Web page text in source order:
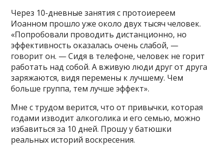
Через 10-дневные занятия с протоиереем
Иоанном прошло уже около двух тысяч человек.
«Попробовали проводить дистанционно, но
эффективность оказалась очень слабой, —
говорит он. — Сидя в телефоне, человек не горит
работать над собой. А вживую люди друг от друга
заряжаются, видя перемены к лучшему. Чем
больше группа, тем лучше эффект».
Мне с трудом верится, что от привычки, которая
годами изводит алкоголика и его семью, можно
избавиться за 10 дней. Прошу у батюшки
реальных историй воскресения.